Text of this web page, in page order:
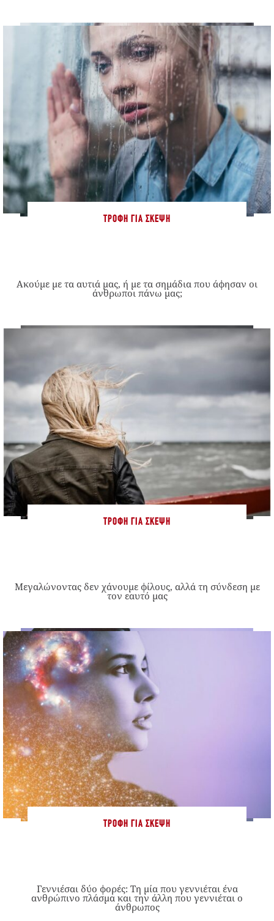
ΤΡΟΦΉ ΓΙΑ ΣΚΈΨΗ
Ακούμε με τα αυτιά μας, ή με τα σημάδια που άφησαν οι
άνθρωποι πάνω μας;
ΤΡΟΦΉ ΓΙΑ ΣΚΈΨΗ
Μεγαλώνοντας δεν χάνουμε φίλους, αλλά τη σύνδεση με
τον εαυτό μας
ΤΡΟΦΉ ΓΙΑ ΣΚΈΨΗ
Γεννιέσαι δύο φορές: Tη μία που γεννιέται ένα
ανθρώπινο πλάσμα και την άλλη που γεννιέται ο
άνθρωπος